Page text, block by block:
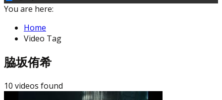
You are here:
Home
Video Tag
脇坂侑希
10 videos found